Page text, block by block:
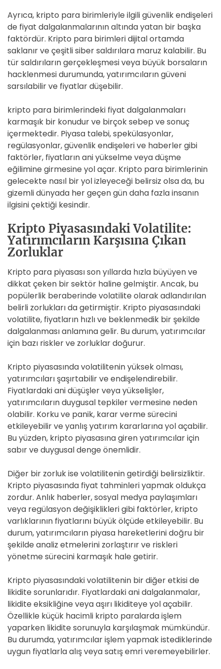
Ayrıca, kripto para birimleriyle ilgili güvenlik endişeleri
de fiyat dalgalanmalarının altında yatan bir başka
faktördür. Kripto para birimleri dijital ortamda
saklanır ve çeşitli siber saldırılara maruz kalabilir. Bu
tür saldırıların gerçekleşmesi veya büyük borsaların
hacklenmesi durumunda, yatırımcıların güveni
sarsılabilir ve fiyatlar düşebilir.
kripto para birimlerindeki fiyat dalgalanmaları
karmaşık bir konudur ve birçok sebep ve sonuç
içermektedir. Piyasa talebi, spekülasyonlar,
regülasyonlar, güvenlik endişeleri ve haberler gibi
faktörler, fiyatların ani yükselme veya düşme
eğilimine girmesine yol açar. Kripto para birimlerinin
gelecekte nasıl bir yol izleyeceği belirsiz olsa da, bu
gizemli dünyada her geçen gün daha fazla insanın
ilgisini çektiği kesindir.
Kripto Piyasasındaki Volatilite:
Yatırımcıların Karşısına Çıkan
Zorluklar
Kripto para piyasası son yıllarda hızla büyüyen ve
dikkat çeken bir sektör haline gelmiştir. Ancak, bu
popülerlik beraberinde volatilite olarak adlandırılan
belirli zorlukları da getirmiştir. Kripto piyasasındaki
volatilite, fiyatların hızlı ve beklenmedik bir şekilde
dalgalanması anlamına gelir. Bu durum, yatırımcılar
için bazı riskler ve zorluklar doğurur.
Kripto piyasasında volatilitenin yüksek olması,
yatırımcıları şaşırtabilir ve endişelendirebilir.
Fiyatlardaki ani düşüşler veya yükselişler,
yatırımcıların duygusal tepkiler vermesine neden
olabilir. Korku ve panik, karar verme sürecini
etkileyebilir ve yanlış yatırım kararlarına yol açabilir.
Bu yüzden, kripto piyasasına giren yatırımcılar için
sabır ve duygusal denge önemlidir.
Diğer bir zorluk ise volatilitenin getirdiği belirsizliktir.
Kripto piyasasında fiyat tahminleri yapmak oldukça
zordur. Anlık haberler, sosyal medya paylaşımları
veya regülasyon değişiklikleri gibi faktörler, kripto
varlıklarının fiyatlarını büyük ölçüde etkileyebilir. Bu
durum, yatırımcıların piyasa hareketlerini doğru bir
şekilde analiz etmelerini zorlaştırır ve riskleri
yönetme sürecini karmaşık hale getirir.
Kripto piyasasındaki volatilitenin bir diğer etkisi de
likidite sorunlarıdır. Fiyatlardaki ani dalgalanmalar,
likidite eksikliğine veya aşırı likiditeye yol açabilir.
Özellikle küçük hacimli kripto paralarda işlem
yaparken likidite sorunuyla karşılaşmak mümkündür.
Bu durumda, yatırımcılar işlem yapmak istediklerinde
uygun fiyatlarla alış veya satış emri veremeyebilirler.